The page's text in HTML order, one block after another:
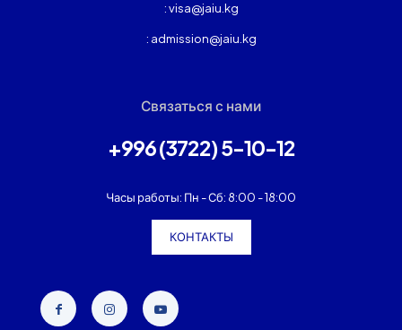
: visa@jaiu.kg
: admission@jaiu.kg
Связаться с нами
+996 (3722) 5-10-12
Часы работы: Пн - Сб: 8:00 - 18:00
КОНТАКТЫ